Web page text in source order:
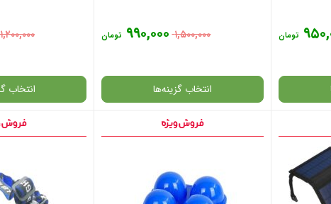
تومان ۱,۵۰۰,۰۰۰ ۹۹۰,۰۰۰ تومان
انتخاب گزینه‌ها
۱,۲۰۰,۰۰۰
انتخاب